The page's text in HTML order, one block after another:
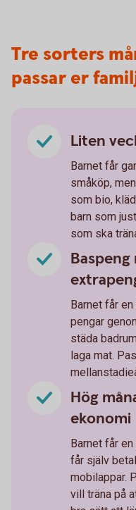
Tre sorters
passar er
Liten
Barnet får
småköp,
som bio,
barn som
som ska
Barnet får
pengar
städa
laga mat.
Hög
ekonomi
Barnet får
får själv
mobilappar.
vill träna på